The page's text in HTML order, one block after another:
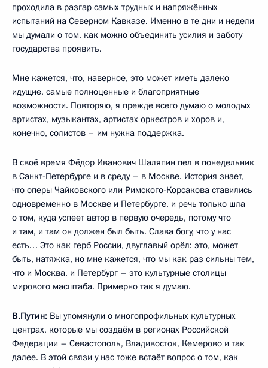
проходила в разгар самых трудных и напряжённых
испытаний на Северном Кавказе. Именно в те дни и недели
мы думали о том, как можно объединить усилия и заботу
государства проявить.
Мне кажется, что, наверное, это может иметь далеко
идущие, самые полноценные и благоприятные
возможности. Повторяю, я прежде всего думаю о молодых
артистах, музыкантах, артистах оркестров и хоров и,
конечно, солистов – им нужна поддержка.
В своё время Фёдор Иванович Шаляпин пел в понедельник
в Санкт-Петербурге и в среду – в Москве. История знает,
что оперы Чайковского или Римского-Корсакова ставились
одновременно в Москве и Петербурге, и речь только шла
о том, куда успеет автор в первую очередь, потому что
и там, и там он должен был быть. Слава богу, что у нас
есть… Это как герб России, двуглавый орёл: это, может
быть, натяжка, но мне кажется, что мы как раз сильны тем,
что и Москва, и Петербург – это культурные столицы
мирового масштаба. Примерно так я думаю.
В.Путин: Вы упомянули о многопрофильных культурных
центрах, которые мы создаём в регионах Российской
Федерации – Севастополь, Владивосток, Кемерово и так
далее. В этой связи у нас тоже встаёт вопрос о том, как